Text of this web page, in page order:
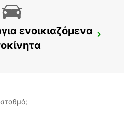
ενοικιαζόμενα